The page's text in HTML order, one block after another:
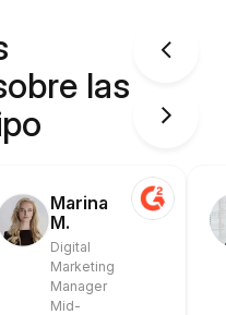
las
Marina
M.
Digital
Marketing
Manager
Mid-